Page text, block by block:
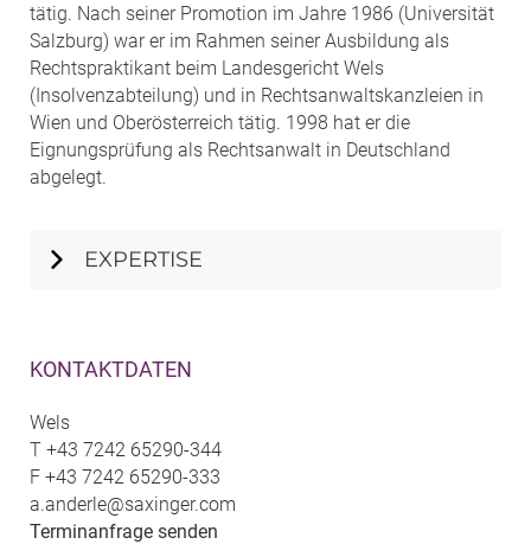
KONTAKTDATEN
Wels
T +43 7242 65290-344
F +43 7242 65290-333
a.anderle@saxinger.com
Terminanfrage senden
tätig. Nach seiner Promotion im Jahre 1986 (Universität
Salzburg) war er im Rahmen seiner Ausbildung als
Rechtspraktikant beim Landesgericht Wels
(Insolvenzabteilung) und in Rechtsanwaltskanzleien in
Wien und Oberösterreich tätig. 1998 hat er die
Eignungsprüfung als Rechtsanwalt in Deutschland
abgelegt.
EXPERTISE